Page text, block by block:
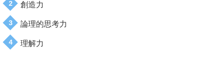
創造力
論理的思考力
理解力